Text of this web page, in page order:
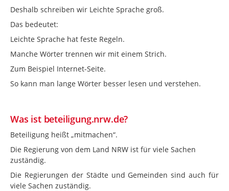
Deshalb schreiben wir Leichte Sprache groß.
Das bedeutet:
Leichte Sprache hat feste Regeln.
Manche Wörter trennen wir mit einem Strich.
Zum Beispiel Internet-Seite.
So kann man lange Wörter besser lesen und verstehen.
Was ist beteiligung.nrw.de?
Beteiligung heißt „mitmachen“.
Die Regierung von dem Land NRW ist für viele Sachen
zuständig.
Die Regierungen der Städte und Gemeinden sind auch für
viele Sachen zuständig.